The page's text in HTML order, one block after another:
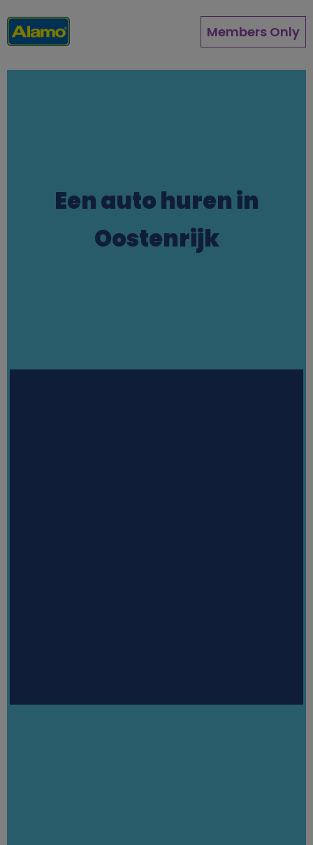
en
naar
Members Only
Een auto huren in
Oostenrijk